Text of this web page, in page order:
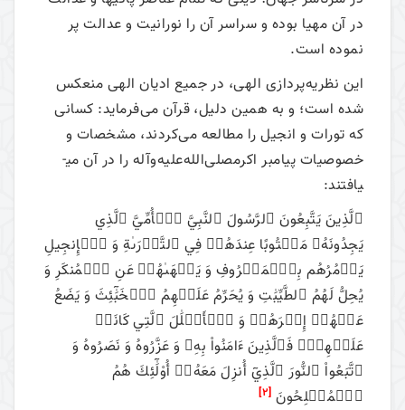
در آن مهیا بوده و سراسر آن را نورانیت و عدالت پر
نموده است.
این نظریه‌پردازی الهی، در جمیع ادیان الهی منعکس
شده است؛ و به همین دلیل، قرآن می‌فرماید: کسانی
که تورات و انجیل را مطالعه می‌کردند، مشخصات و
خصوصیات پیامبر اکرمصلی‌الله‌علیه‌وآله را در آن می­
یافتند:
ٱلَّذِينَ يَتَّبِعُونَ ٱلرَّسُولَ ٱلنَّبِيَّ ٱلۡأُمِّيَّ ٱلَّذِي
يَجِدُونَهُۥ مَكۡتُوبًا عِندَهُمۡ فِي ٱلتَّوۡرَىٰةِ وَ ٱلۡإِنجِيلِ
يَأۡمُرُهُم بِٱلۡمَعۡرُوفِ وَ يَنۡهَىٰهُمۡ عَنِ ٱلۡمُنكَرِ وَ
يُحِلُّ لَهُمُ ٱلطَّيِّبَٰتِ وَ يُحَرِّمُ عَلَيۡهِمُ ٱلۡخَبَٰٓئِثَ وَ يَضَعُ
عَنۡهُمۡ إِصۡرَهُمۡ وَ ٱلۡأَغۡلَٰلَ ٱلَّتِي كَانَتۡ
عَلَيۡهِمۡۚ فَٱلَّذِينَ ءَامَنُواْ بِهِۦ وَ عَزَّرُوهُ وَ نَصَرُوهُ وَ
ٱتَّبَعُواْ ٱلنُّورَ ٱلَّذِيٓ أُنزِلَ مَعَهُۥٓ أُوْلَٰٓئِكَ هُمُ
ٱلۡمُفۡلِحُونَ [2]